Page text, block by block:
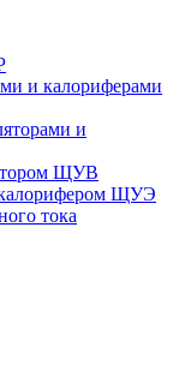
и калориферами
и
ЩУВ
ЩУЭ
тока